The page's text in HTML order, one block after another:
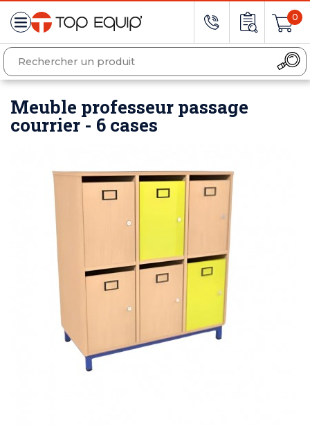
0
Meuble professeur passage
courrier - 6 cases